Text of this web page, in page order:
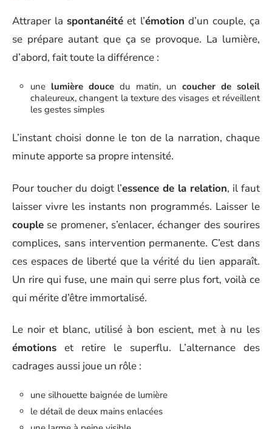
Attraper la spontanéité et l’émotion d’un couple, ça
se prépare autant que ça se provoque. La lumière,
d’abord, fait toute la différence :
une lumière douce du matin, un coucher de soleil
chaleureux, changent la texture des visages et réveillent
les gestes simples
L’instant choisi donne le ton de la narration, chaque
minute apporte sa propre intensité.
Pour toucher du doigt l’essence de la relation, il faut
laisser vivre les instants non programmés. Laisser le
couple se promener, s’enlacer, échanger des sourires
complices, sans intervention permanente. C’est dans
ces espaces de liberté que la vérité du lien apparaît.
Un rire qui fuse, une main qui serre plus fort, voilà ce
qui mérite d’être immortalisé.
Le noir et blanc, utilisé à bon escient, met à nu les
émotions et retire le superflu. L’alternance des
cadrages aussi joue un rôle :
une silhouette baignée de lumière
le détail de deux mains enlacées